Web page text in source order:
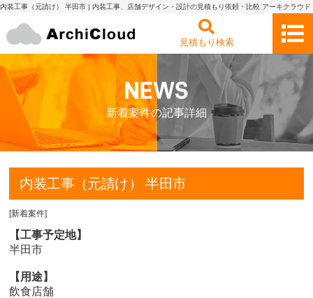
内装工事（元請け） 半田市 | 内装工事、店舗デザイン・設計の見積もり依頼・比較 アーキクラウド
見積もり検索
新着案件の記事詳細
内装工事（元請け） 半田市
[新着案件]
【工事予定地】
半田市
【用途】
飲食店舗